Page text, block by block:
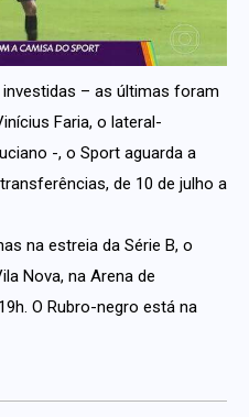
– as últimas foram
Faria, o lateral-
-, o Sport aguarda a
de 10 de julho a
na estreia da Série B, o
Nova, na Arena de
O Rubro-negro está na